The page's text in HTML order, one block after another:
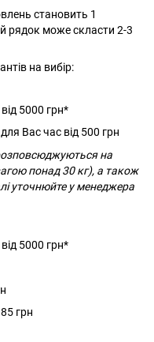
становить 1
рядок може скласти 2-3
на вибір:
5000 грн*
Вас час від 500 грн
на
понад 30 кг), а також
уточнюйте у менеджера
5000 грн*
грн